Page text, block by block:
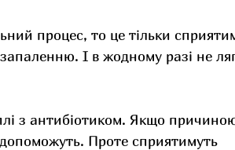
процес, то це тільки
І в жодному разі не
з антибіотиком. Якщо
Проте сприятимуть